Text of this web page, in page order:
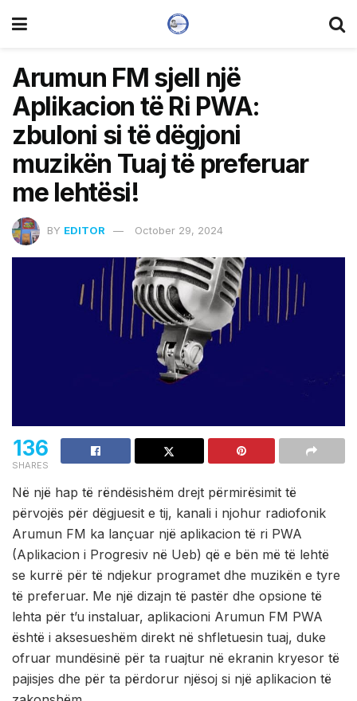
Arumun FM sjell një
Aplikacion të Ri PWA:
zbuloni si të dëgjoni
muzikën Tuaj të preferuar
me lehtësi!
BY EDITOR October 29, 2024
136
SHARES
Në një hap të rëndësishëm drejt përmirësimit të
përvojës për dëgjuesit e tij, kanali i njohur radiofonik
Arumun FM ka lançuar një aplikacion të ri PWA
(Aplikacion i Progresiv në Ueb) që e bën më të lehtë
se kurrë për të ndjekur programet dhe muzikën e tyre
të preferuar. Me një dizajn të pastër dhe opsione të
lehta për t’u instaluar, aplikacioni Arumun FM PWA
është i aksesueshëm direkt në shfletuesin tuaj, duke
ofruar mundësinë për ta ruajtur në ekranin kryesor të
pajisjes dhe për ta përdorur njësoj si një aplikacion të